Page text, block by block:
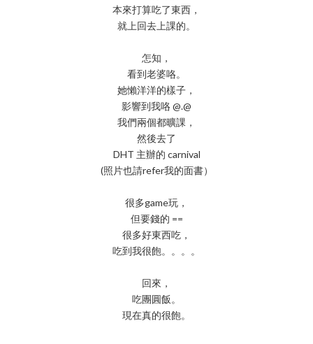
本來打算吃了東西，
就上回去上課的。
怎知，
看到老婆咯。
她懶洋洋的樣子，
影響到我咯 @.@
我們兩個都曠課，
然後去了
DHT 主辦的 carnival
(照片也請refer我的面書）
很多game玩，
但要錢的 ==
很多好東西吃，
吃到我很飽。。。。
回來，
吃團圓飯。
現在真的很飽。